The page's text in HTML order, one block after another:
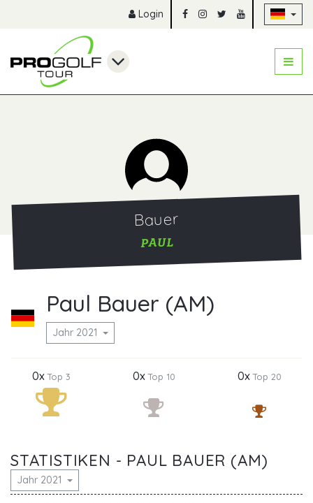
Login
Bauer
PAUL
Paul Bauer (AM)
Jahr 2021
0xTop 3 0xTop 10 0xTop 20
STATISTIKEN - PAUL BAUER (AM)
Jahr 2021